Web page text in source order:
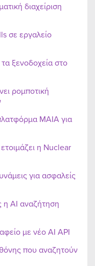
διαχείριση
σε εργαλείο
ξενοδοχεία στο
ρομποτική
MAIA για
η Nuclear
για ασφαλείς
η AI αναζήτηση
με νέο AI API
που αναζητούν